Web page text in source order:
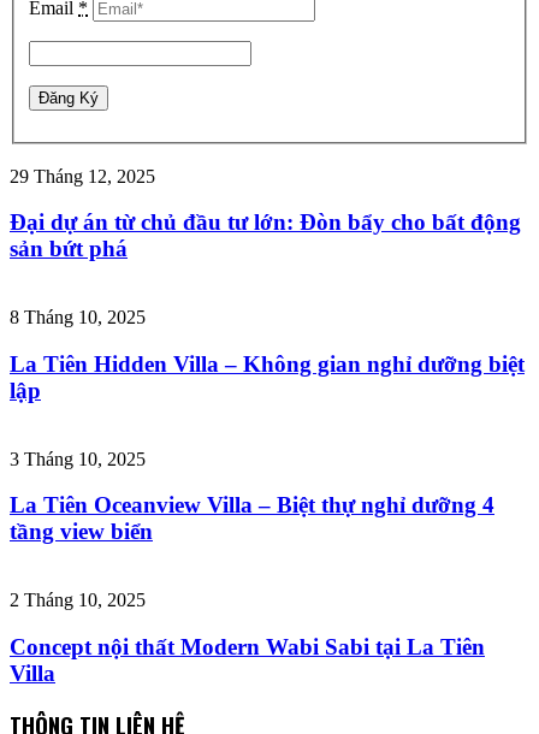
Email *
29 Tháng 12, 2025
Đại dự án từ chủ đầu tư lớn: Đòn bẩy cho bất động
sản bứt phá
8 Tháng 10, 2025
La Tiên Hidden Villa – Không gian nghỉ dưỡng biệt
lập
3 Tháng 10, 2025
La Tiên Oceanview Villa – Biệt thự nghỉ dưỡng 4
tầng view biển
2 Tháng 10, 2025
Concept nội thất Modern Wabi Sabi tại La Tiên
Villa
THÔNG TIN LIÊN HỆ